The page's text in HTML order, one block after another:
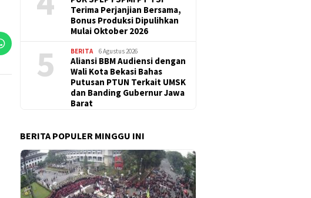
Terima Perjanjian Bersama,
Bonus Produksi Dipulihkan
Mulai Oktober 2026
5 BERITA 6 Agustus 2026
Aliansi BBM Audiensi dengan
Wali Kota Bekasi Bahas
Putusan PTUN Terkait UMSK
dan Banding Gubernur Jawa
Barat
BERITA POPULER MINGGU INI